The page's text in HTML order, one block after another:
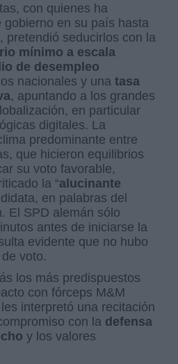
con quienes ha
gobierno en su país hasta
pretendió seducirlos con la
mínimo a escala
de desempleo
nacionales y unatasa
, apuntando a los grandes
en particular
digitales. La
predominante entre
que hicieron equilibrios
su voto favorable,
la “alucinante
en palabras del
El SPD alemán sólo
antes de iniciarse la
evidente que no hubo
voto.
los más predispuestos
con fórceps M&M
interpretó una recitación
con la defensa
y los valores